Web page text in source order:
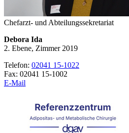
Chefarzt- und Abteilungssekretariat
Debora Ida
2. Ebene, Zimmer 2019
Telefon: 02041 15-1022
Fax: 02041 15-1002
E-Mail